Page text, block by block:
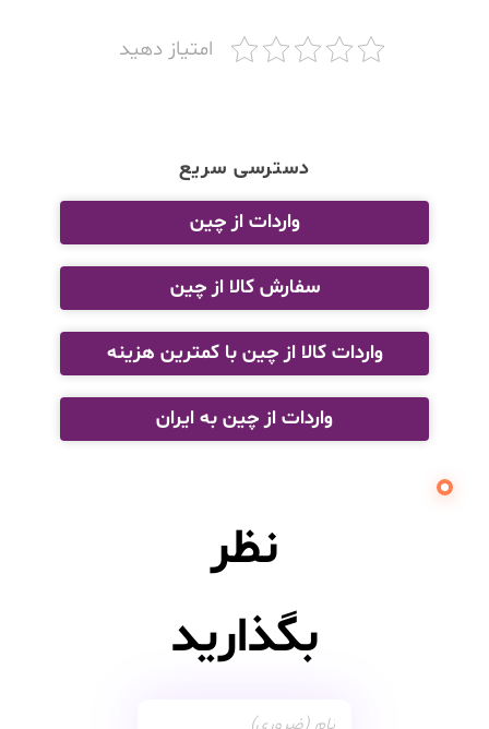
امتیاز دهید
دسترسی سریع
واردات از چین
سفارش کالا از چین
واردات کالا از چین با کمترین هزینه
واردات از چین به ایران
نظر
بگذارید